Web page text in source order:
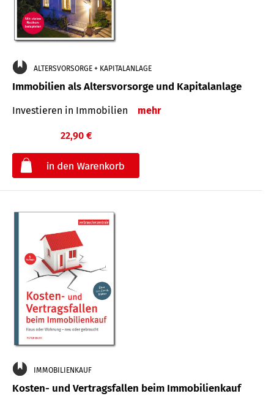
ALTERSVORSORGE + KAPITALANLAGE
Immobilien als Altersvorsorge und Kapitalanlage
Investieren in Immobilien mehr
22,90 €
IMMOBILIENKAUF
Kosten- und Vertragsfallen beim Immobilienkauf